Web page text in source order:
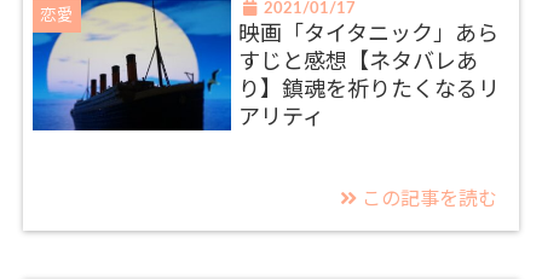
恋愛 2021/01/17
映画「タイタニック」あら
すじと感想【ネタバレあ
り】鎮魂を祈りたくなるリ
アリティ
この記事を読む